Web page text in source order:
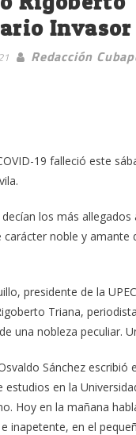
Invasor
Redacción
19 falleció este
los más
noble y amante
presidente de la
Triana,
una nobleza peculiar.
Sánchez
estudios en la
Hoy en la mañana
inapetente, en el